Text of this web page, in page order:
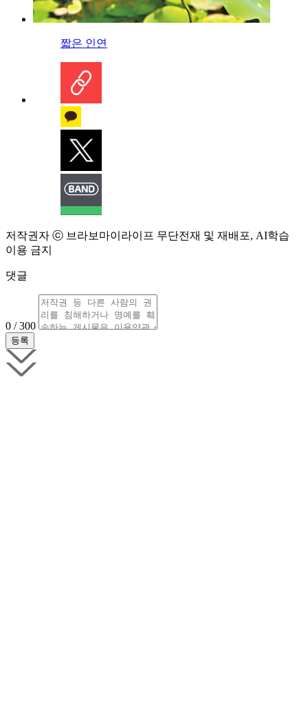
짧은 인연
저작권자 ⓒ 브라보마이라이프 무단전재 및 재배포, AI학습
이용 금지
댓글
0 / 300